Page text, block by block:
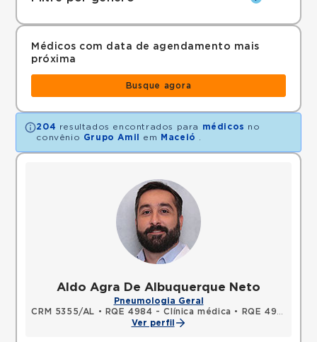
Médicos com data de agendamento mais
próxima
Busque agora
204 resultados encontrados para médicos no
convênio Grupo Amil em Maceió
Aldo Agra De Albuquerque Neto
Pneumologia Geral
CRM 5355/AL • RQE 4984 - Clínica médica •
RQE 4985 - Pneumologia
Ver perfil